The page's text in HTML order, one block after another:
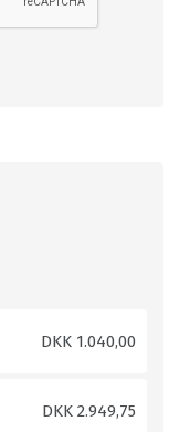
DKK 1.040,00
DKK 2.949,75